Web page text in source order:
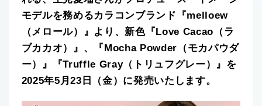
モデルを務めるカラコンブランド『melloew
（メロール）』より、新色『Love Cacao（ラ
ブカカオ）』、『Mocha Powder（モカパウダ
ー）』『Truffle Gray（トリュフグレー）』を
2025年5月23日（金）に発売いたします。